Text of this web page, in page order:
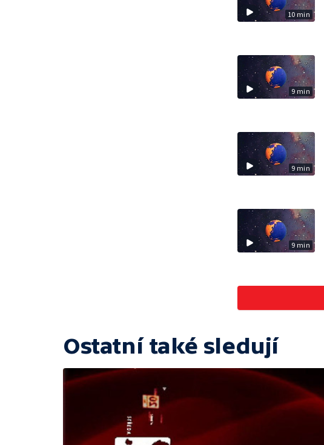
10 min
9 min
9 min
9 min
Ostatní také sledují